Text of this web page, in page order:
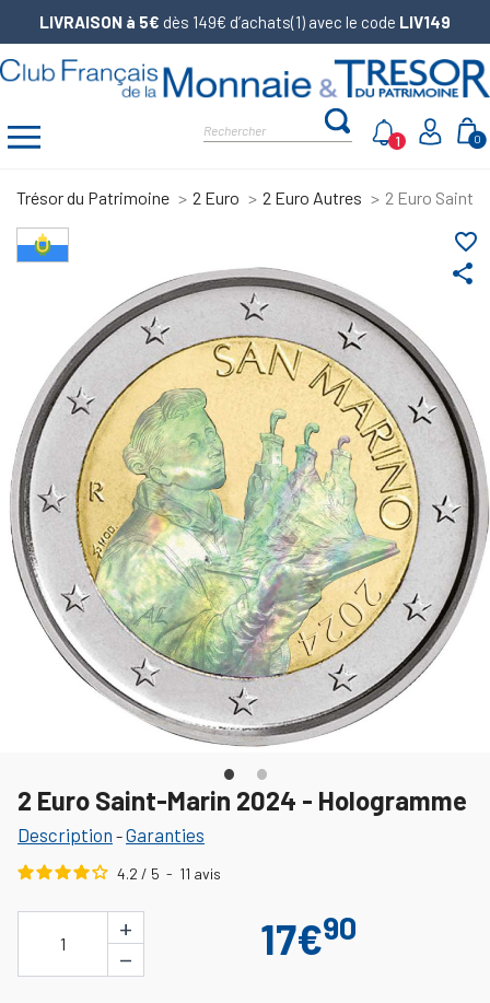
LIVRAISON à 5€ dès 149€ d’achats(1) avec le code LIV149
0
1
Trésor du Patrimoine 2 Euro 2 Euro Autres 2 Euro Saint-
share
favorite_border
2 Euro Saint-Marin 2024 - Hologramme
Description -Garanties
4.2 / 5 - 11 avis
1
+
−
17€90